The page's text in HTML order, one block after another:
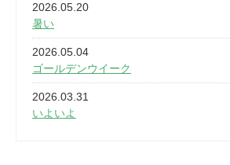
2026.05.20
暑い
2026.05.04
ゴールデンウイーク
2026.03.31
いよいよ